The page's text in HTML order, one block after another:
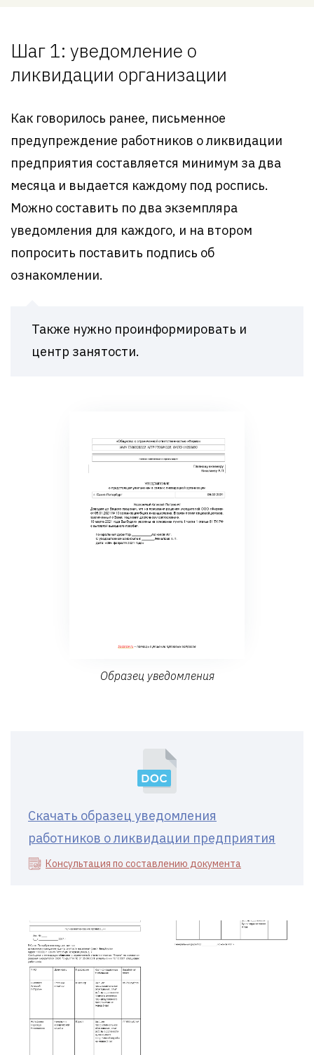
Шаг 1: уведомление о
ликвидации организации
Как говорилось ранее, письменное
предупреждение работников о ликвидации
предприятия составляется минимум за два
месяца и выдается каждому под роспись.
Можно составить по два экземпляра
уведомления для каждого, и на втором
попросить поставить подпись об
ознакомлении.
Также нужно проинформировать и
центр занятости.
Образец уведомления
Скачать образец уведомления
работников о ликвидации предприятия
Консультация по составлению документа